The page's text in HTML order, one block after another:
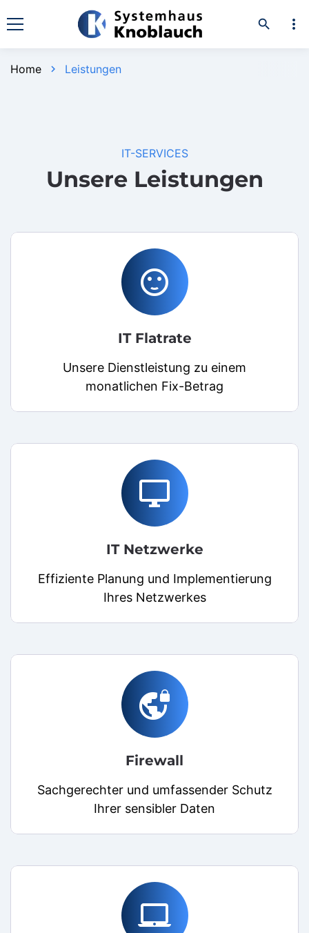
search more_vert
Home chevron_right Leistungen
IT-SERVICES
Unsere Leistungen
sentiment_satisfied
IT Flatrate
Unsere Dienstleistung zu einem
monatlichen Fix-Betrag
desktop_windows
IT Netzwerke
Effiziente Planung und Implementierung
Ihres Netzwerkes
vpn_lock
Firewall
Sachgerechter und umfassender Schutz
Ihrer sensibler Daten
laptop_mac